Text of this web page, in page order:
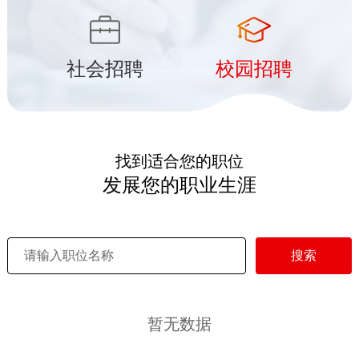
社会招聘 校园招聘
找到适合您的职位
发展您的职业生涯
搜索
暂无数据